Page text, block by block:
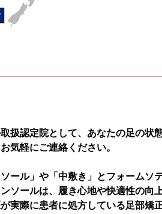
扱認定院として、あなたの足の状
気軽にご連絡ください。
ール」や「中敷き」とフォーム
ソールは、履き心地や快適性の
実際に患者に処方している足部